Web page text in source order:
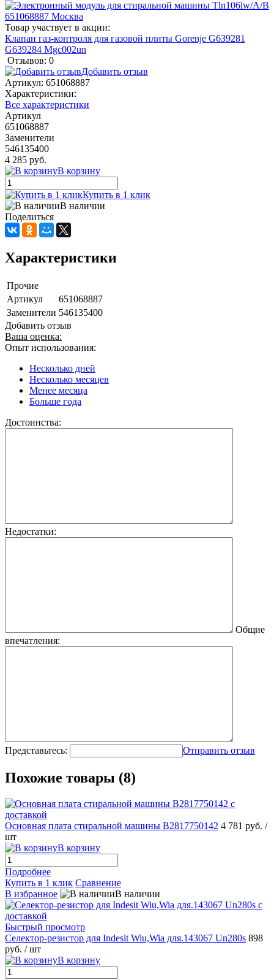
Товар участвует в акции:
Клапан газ-контроля для газовой плиты Gorenje G639281
G639284 Mgc002un
Отзывов: 0
Добавить отзыв
Артикул: 651068887
Характеристики:
Все характеристики
Артикул
651068887
Заменители
546135400
4 285 руб.
В корзину
Купить в 1 клик
В наличии
Поделиться
Характеристики
Прочие
Артикул
651068887
Заменители 546135400
Добавить отзыв
Ваша оценка:
Опыт использования:
Несколько дней
Несколько месяцев
Менее месяца
Больше года
Достоинства:
Недостатки:
Общие
впечатления:
Представьтесь: Отправить отзыв
Похожие товары (8)
Основная плата стиральной машины B2817750142 4 781 руб. /
шт
В корзину
Подробнее
Купить в 1 клик Сравнение
В избранное
В наличии
Быстрый просмотр
Селектор-резистор для Indesit Wiu,Wia для.143067 Un280s 898
руб. / шт
В корзину